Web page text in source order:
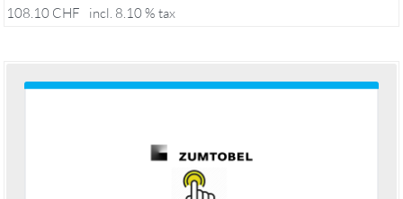
108.10 CHF incl. 8.10 % tax